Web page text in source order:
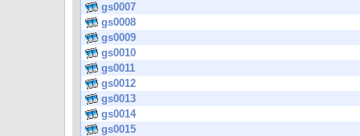
gs0007
gs0008
gs0009
gs0010
gs0011
gs0012
gs0013
gs0014
gs0015